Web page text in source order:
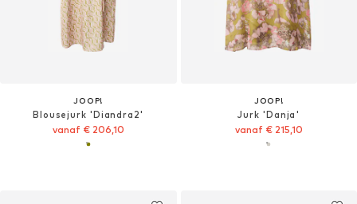
JOOP!
Blousejurk 'Diandra2'
vanaf € 206,10
JOOP!
Jurk 'Danja'
vanaf € 215,10